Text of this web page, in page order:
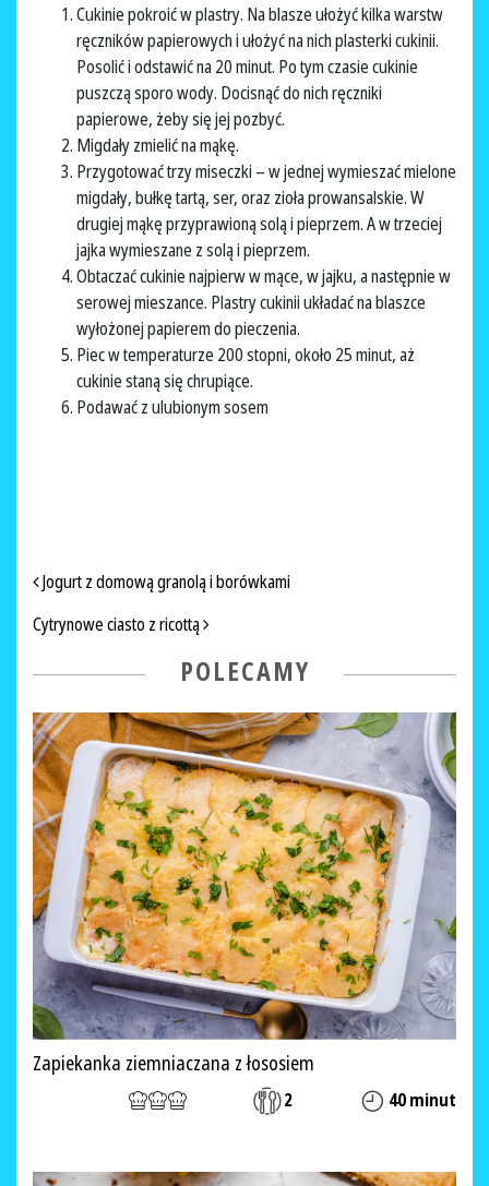
Cukinie pokroić w plastry. Na blasze ułożyć kilka warstw
ręczników papierowych i ułożyć na nich plasterki cukinii.
Posolić i odstawić na 20 minut. Po tym czasie cukinie
puszczą sporo wody. Docisnąć do nich ręczniki
papierowe, żeby się jej pozbyć.
Migdały zmielić na mąkę.
Przygotować trzy miseczki – w jednej wymieszać mielone
migdały, bułkę tartą, ser, oraz zioła prowansalskie. W
drugiej mąkę przyprawioną solą i pieprzem. A w trzeciej
jajka wymieszane z solą i pieprzem.
Obtaczać cukinie najpierw w mące, w jajku, a następnie w
serowej mieszance. Plastry cukinii układać na blaszce
wyłożonej papierem do pieczenia.
Piec w temperaturze 200 stopni, około 25 minut, aż
cukinie staną się chrupiące.
Podawać z ulubionym sosem
NAWIGACJA PO ARTYKUŁACH
Jogurt z domową granolą i borówkami
Cytrynowe ciasto z ricottą
POLECAMY
Zapiekanka ziemniaczana z łososiem
2 40 minut